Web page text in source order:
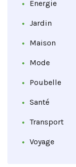
Energie
Jardin
Maison
Mode
Poubelle
Santé
Transport
Voyage